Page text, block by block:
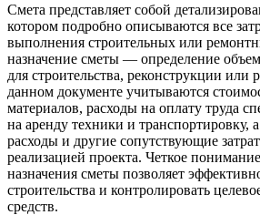
Смета представляет собой
котором подробно описываются все
выполнения строительных или
назначение сметы — определение
для строительства, реконструкции или
данном документе учитываются
материалов, расходы на оплату труда
на аренду техники и транспортировку,
расходы и другие сопутствующие
реализацией проекта. Четкое
назначения сметы позволяет
строительства и контролировать
средств.